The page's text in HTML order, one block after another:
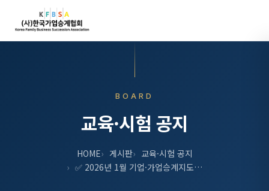
BOARD
교육·시험 공지
HOME 게시판
교육·시험 공지
✅ 2026년 1월 기업·가업승계지도…